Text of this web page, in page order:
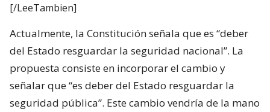
[/LeeTambien]
Actualmente, la Constitución señala que es “deber
del Estado resguardar la seguridad nacional”. La
propuesta consiste en incorporar el cambio y
señalar que “es deber del Estado resguardar la
seguridad pública”. Este cambio vendría de la mano